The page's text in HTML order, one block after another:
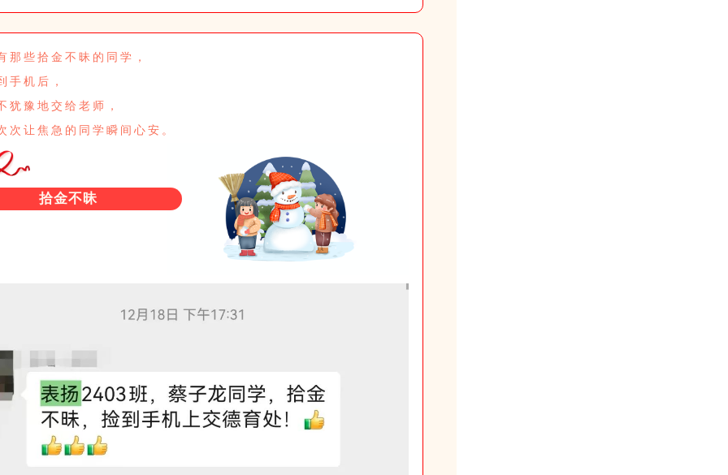
那些拾金不昧的同学，
手机后，
犹豫地交给老师，
次让焦急的同学瞬间心安。
拾金不昧